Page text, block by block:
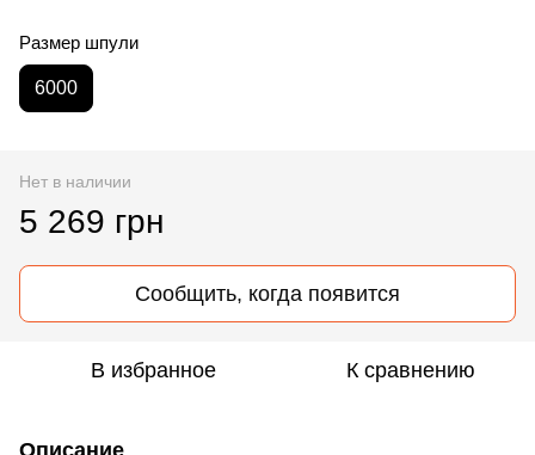
Размер шпули
6000
Нет в наличии
5 269 грн
Сообщить, когда появится
В избранное К сравнению
Описание